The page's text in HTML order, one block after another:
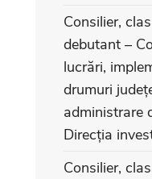
Consilier,
debutant –
lucrări,
drumuri
administrare
Direcția
Consilier,